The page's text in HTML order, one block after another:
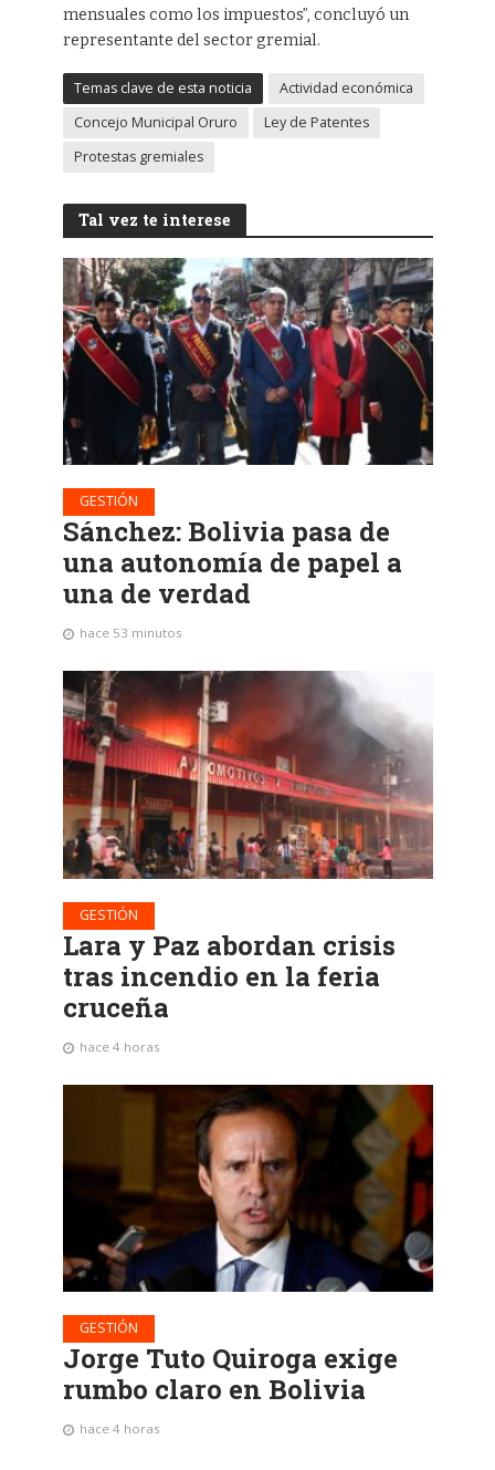
mensuales como los impuestos”, concluyó un
representante del sector gremial.
Temas clave de esta noticia
Actividad económica
Concejo Municipal Oruro
Ley de Patentes
Protestas gremiales
Tal vez te interese
GESTIÓN
Sánchez: Bolivia pasa de
una autonomía de papel a
una de verdad
hace 53 minutos
GESTIÓN
Lara y Paz abordan crisis
tras incendio en la feria
cruceña
hace 4 horas
GESTIÓN
Jorge Tuto Quiroga exige
rumbo claro en Bolivia
hace 4 horas